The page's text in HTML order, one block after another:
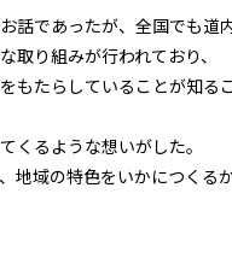
話であったが、全国でも道
取り組みが行われており、
もたらしていることが知る
くるような想いがした。
地域の特色をいかにつくる